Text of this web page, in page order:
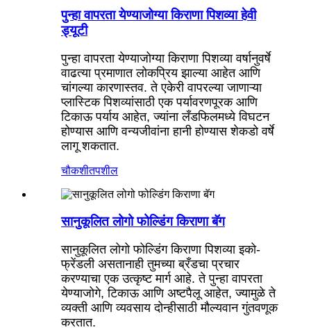
पुन्हा वापरता येण्याजोग्या किराणा पिशव्या हेवी
ड्यूटी
पुन्हा वापरता येण्याजोग्या किराणा पिशव्या वर्षानुवर्षे
वाढत्या प्रमाणात लोकप्रिय झाल्या आहेत आणि
चांगल्या कारणास्तव. ते एकेरी वापरल्या जाणाऱ्या
प्लास्टिक पिशव्यांसाठी एक पर्यावरणपूरक आणि
टिकाऊ पर्याय आहेत, ज्यांना लँडफिलमध्ये विघटन
होण्यास आणि वन्यजीवांना हानी होण्यास शेकडो वर्षे
लागू शकतात.
चौकशीतपशील
सानुकूलित लोगो फोल्डिंग किराणा बॅग
सानुकूलित लोगो फोल्डिंग किराणा पिशव्या इको-
फ्रेंडली असतानाही तुमच्या ब्रँडचा प्रचार
करण्याचा एक उत्कृष्ट मार्ग आहे. ते पुन्हा वापरता
येण्याजोगे, टिकाऊ आणि अष्टपैलू आहेत, ज्यामुळे ते
व्यक्ती आणि व्यवसाय दोन्हीसाठी मौल्यवान गुंतवणूक
करतात.